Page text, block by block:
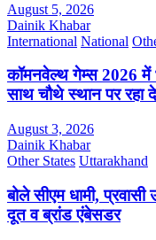
August 5, 2026
Dainik Khabar
International National
कॉमनवेल्थ गेम्स 2026 में
साथ चौथे स्थान पर रहा
August 3, 2026
Dainik Khabar
Other States Uttarakhand
बोले सीएम धामी,
दूत व ब्रांड एंबेसडर